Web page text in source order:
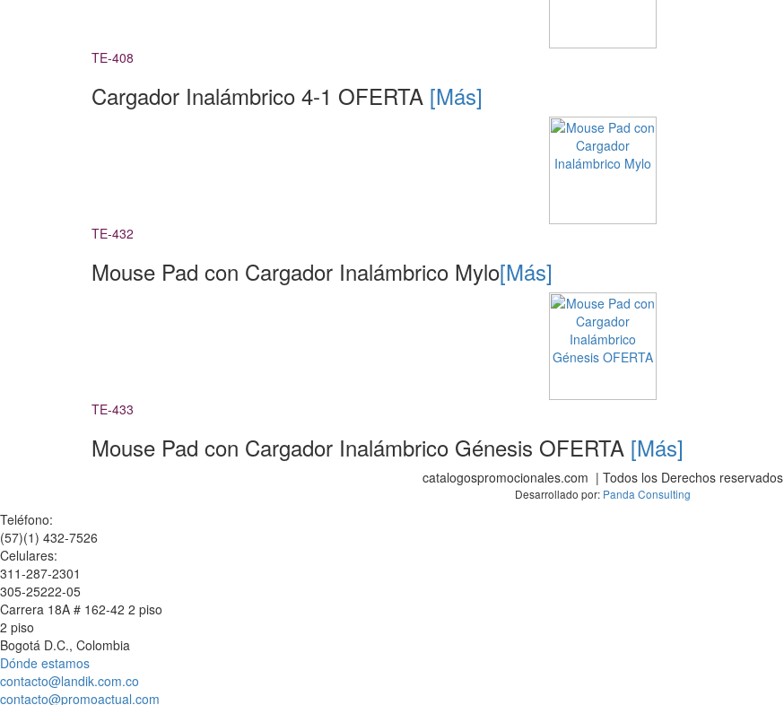
TE-408
Cargador Inalámbrico 4-1 OFERTA [Más]
TE-432
Mouse Pad con Cargador Inalámbrico Mylo[Más]
TE-433
Mouse Pad con Cargador Inalámbrico Génesis OFERTA [Más]
catalogospromocionales.com | Todos los Derechos reservados
Desarrollado por: Panda Consulting
Teléfono:
(57)(1) 432-7526
Celulares:
311-287-2301
305-25222-05
Carrera 18A # 162-42 2 piso
2 piso
Bogotá D.C., Colombia
Dónde estamos
contacto@landik.com.co
contacto@promoactual.com